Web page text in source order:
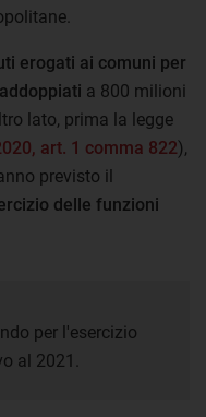
erogati ai comuni per
a 800 milioni
lato, prima la legge
art. 1 comma 822),
previsto il
delle funzioni
per l'esercizio
al 2021.